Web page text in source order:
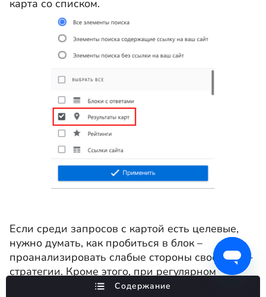
карта со списком.
Если среди запросов с картой есть целевые,
нужно думать, как пробиться в блок –
проанализировать слабые стороны своей SEO-
стратегии. Кроме этого, при регулярном
мониторинге карт по целевым запросам, вы
Содержание